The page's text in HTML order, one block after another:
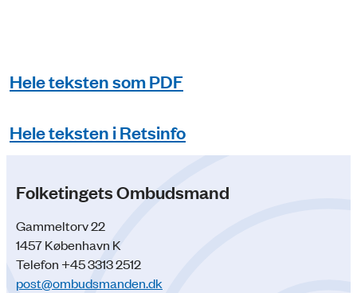
Hele teksten som PDF
Hele teksten i Retsinfo
Folketingets Ombudsmand
Gammeltorv 22
1457 København K
Telefon +45 3313 2512
post@ombudsmanden.dk